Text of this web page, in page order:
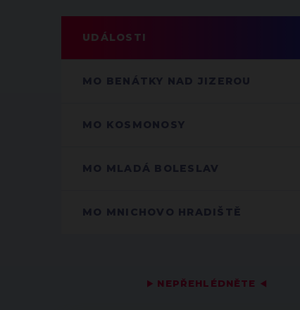
UDÁLOSTI
MO BENÁTKY NAD JIZEROU
MO KOSMONOSY
MO MLADÁ BOLESLAV
MO MNICHOVO HRADIŠTĚ
▶ NEPŘEHLÉDNĚTE ◀